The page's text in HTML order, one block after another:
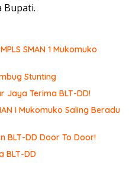
Bupati.
SMAN 1 Mukomuko
Stunting
Jaya Terima BLT-DD!
I Mukomuko Saling Beradu
BLT-DD Door To Door!
BLT-DD